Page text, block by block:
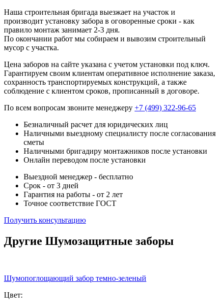
Наша строительная бригада выезжает на участок и
производит установку забора в оговоренные сроки - как
правило монтаж занимает 2-3 дня.
По окончании работ мы собираем и вывозим строительный
мусор с участка.
Цена заборов на сайте указана с учетом установки под ключ.
Гарантируем своим клиентам оперативное исполнение заказа,
сохранность транспортируемых конструкций, а также
соблюдение с клиентом сроков, прописанный в договоре.
По всем вопросам звоните менеджеру +7 (499) 322-96-65
Безналичный расчет для юридических лиц
Наличными выездному специалисту после согласования
сметы
Наличными бригадиру монтажников после установки
Онлайн переводом после установки
Выездной менеджер - бесплатно
Срок - от 3 дней
Гарантия на работы - от 2 лет
Точное соответствие ГОСТ
Получить консультацию
Другие Шумозащитные заборы
Шумопоглощающий забор темно-зеленый
Цвет: